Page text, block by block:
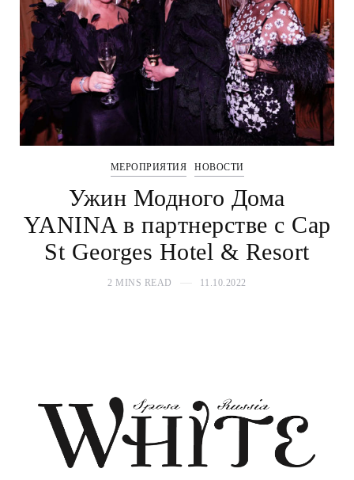
МЕРОПРИЯТИЯ НОВОСТИ
Ужин Модного Дома
YANINA в партнерстве с Cap
St Georges Hotel & Resort
2 MINS READ 11.10.2022